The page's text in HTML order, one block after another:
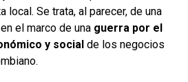
local. Se trata, al parecer, de una
el marco de una guerra por el
y social de los negocios